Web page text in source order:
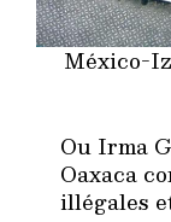
México-
Ou Irma
Oaxaca
illégales